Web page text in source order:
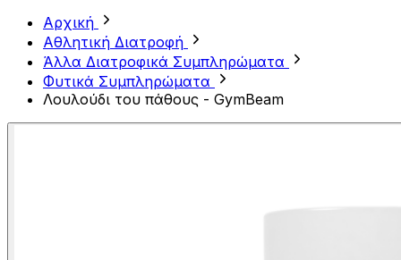
Αρχική
Αθλητική Διατροφή
Άλλα Διατροφικά Συμπληρώματα
Φυτικά Συμπληρώματα
Λουλούδι του πάθους - GymBeam